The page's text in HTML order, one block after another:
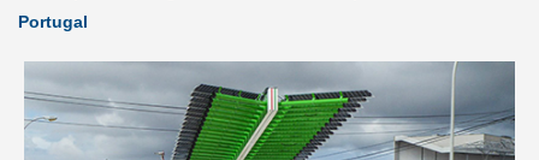
Portugal